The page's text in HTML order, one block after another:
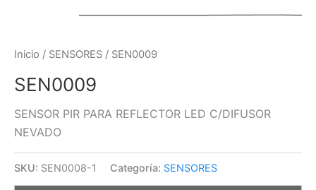
Inicio / SENSORES / SEN0009
SEN0009
SENSOR PIR PARA REFLECTOR LED C/DIFUSOR
NEVADO
SKU: SEN0008-1 Categoría: SENSORES